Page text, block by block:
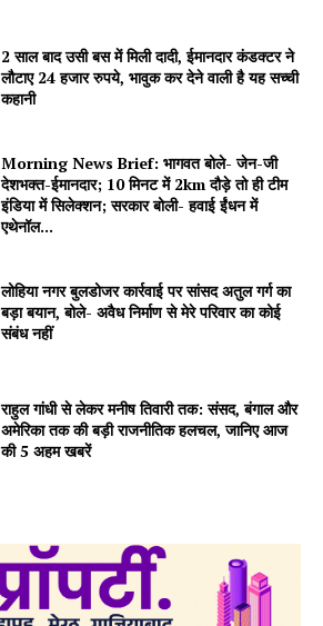
2 साल बाद उसी बस में मिली दादी, ईमानदार कंडक्टर ने
लौटाए 24 हजार रुपये, भावुक कर देने वाली है यह सच्ची
कहानी
Morning News Brief: भागवत बोले- जेन-जी
देशभक्त-ईमानदार; 10 मिनट में 2km दौड़े तो ही टीम
इंडिया में सिलेक्शन; सरकार बोली- हवाई ईंधन में
एथेनॉल...
लोहिया नगर बुलडोजर कार्रवाई पर सांसद अतुल गर्ग का
बड़ा बयान, बोले- अवैध निर्माण से मेरे परिवार का कोई
संबंध नहीं
राहुल गांधी से लेकर मनीष तिवारी तक: संसद, बंगाल और
अमेरिका तक की बड़ी राजनीतिक हलचल, जानिए आज
की 5 अहम खबरें